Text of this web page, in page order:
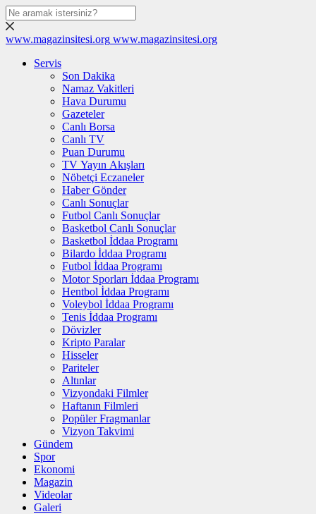
www.magazinsitesi.org www.magazinsitesi.org
Servis
Son Dakika
Namaz Vakitleri
Hava Durumu
Gazeteler
Canlı Borsa
Canlı TV
Puan Durumu
TV Yayın Akışları
Nöbetçi Eczaneler
Haber Gönder
Canlı Sonuçlar
Futbol Canlı Sonuçlar
Basketbol Canlı Sonuçlar
Basketbol İddaa Programı
Bilardo İddaa Programı
Futbol İddaa Programı
Motor Sporları İddaa Programı
Hentbol İddaa Programı
Voleybol İddaa Programı
Tenis İddaa Programı
Dövizler
Kripto Paralar
Hisseler
Pariteler
Altınlar
Vizyondaki Filmler
Haftanın Filmleri
Popüler Fragmanlar
Vizyon Takvimi
Gündem
Spor
Ekonomi
Magazin
Videolar
Galeri